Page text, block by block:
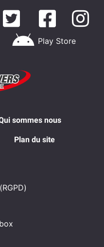
Play Store
sommes nous
Plan du site